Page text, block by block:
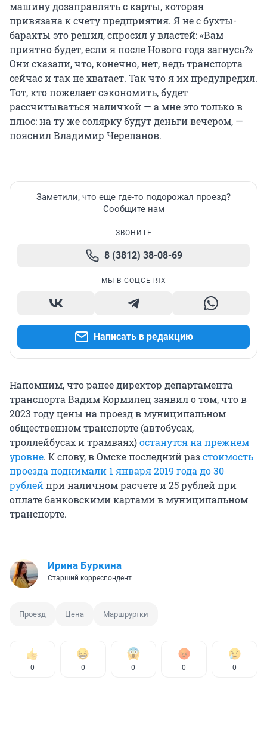
машину дозаправлять с карты, которая
привязана к счету предприятия. Я не с бухты-
барахты это решил, спросил у властей: «Вам
приятно будет, если я после Нового года загнусь?»
Они сказали, что, конечно, нет, ведь транспорта
сейчас и так не хватает. Так что я их предупредил.
Тот, кто пожелает сэкономить, будет
рассчитываться наличкой — а мне это только в
плюс: на ту же солярку будут деньги вечером, —
пояснил Владимир Черепанов.
Заметили, что еще где-то подорожал проезд?
Сообщите нам
ЗВОНИТЕ
8 (3812) 38-08-69
МЫ В СОЦСЕТЯХ
Написать в редакцию
Напомним, что ранее директор департамента
транспорта Вадим Кормилец заявил о том, что в
2023 году цены на проезд в муниципальном
общественном транспорте (автобусах,
троллейбусах и трамваях)останутся на прежнем
уровне. К слову, в Омске последний разстоимость
проезда поднимали 1 января 2019 года до 30
рублейпри наличном расчете и 25 рублей при
оплате банковскими картами в муниципальном
транспорте.
Ирина Буркина
Старший корреспондент
Проезд Цена Маршруртки
0 0 0 0 0